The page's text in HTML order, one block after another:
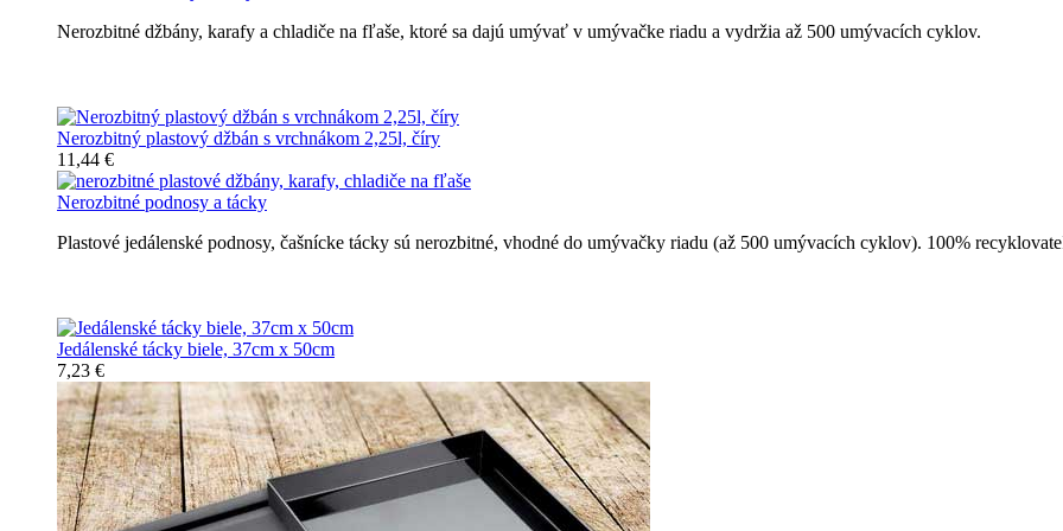
Nerozbitné džbány, karafy a chladiče na fľaše, ktoré sa dajú umývať v umývačke riadu a vydržia až 500 umývacích cyklov.
Nerozbitný plastový džbán s vrchnákom 2,25l, číry
11,44 €
Nerozbitné podnosy a tácky
Plastové jedálenské podnosy, čašnícke tácky sú nerozbitné, vhodné do umývačky riadu (až 500 umývacích cyklov). 100%
Jedálenské tácky biele, 37cm x 50cm
7,23 €